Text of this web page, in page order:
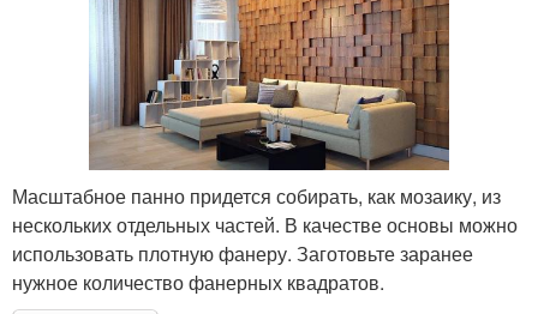
Масштабное панно придется собирать, как мозаику, из
нескольких отдельных частей. В качестве основы можно
использовать плотную фанеру. Заготовьте заранее
нужное количество фанерных квадратов.